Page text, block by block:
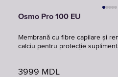
Osmo Pro 100 EU
Membrană cu fibre capilare și
calciu pentru protecție
3999 MDL